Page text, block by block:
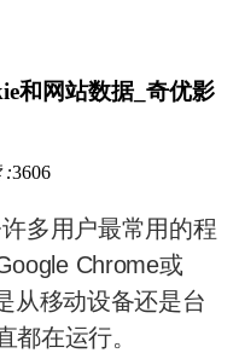
和网站数据_奇优影
:3606
多用户最常用的程
Chrome或
从移动设备还是台
都在运行。